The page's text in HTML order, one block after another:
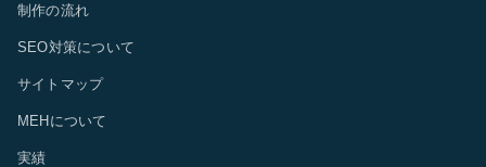
制作の流れ
SEO対策について
サイトマップ
MEHについて
実績